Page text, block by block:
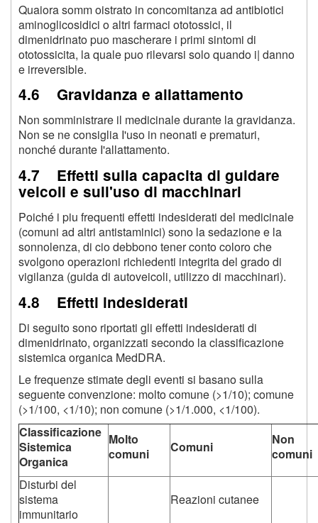
Quaiora somm oistrato in concomitanza ad antibiotici
aminoglicosidici o altri farmaci ototossici, il
dimenidrinato puo mascherare i primi sintomi di
ototossicita, la quale puo rilevarsi solo quando i| danno
e irreversible.
4.6 Gravidanza e allattamento
Non somministrare il medicinale durante la gravidanza.
Non se ne consiglia I'uso in neonati e prematuri,
nonché durante I'allattamento.
4.7 Effetti sulla capacita di guidare
veicoli e sull'uso di macchinari
Poiché i piu frequenti effetti indesiderati del medicinale
(comuni ad altri antistaminici) sono la sedazione e la
sonnolenza, di cio debbono tener conto coloro che
svolgono operazioni richiedenti integrita del grado di
vigilanza (guida di autoveicoli, utilizzo di macchinari).
4.8 Effetti indesiderati
Di seguito sono riportati gli effetti indesiderati di
dimenidrinato, organizzati secondo la classificazione
sistemica organica MedDRA.
Le frequenze stimate degli eventi si basano sulla
seguente convenzione: molto comune (>1/10); comune
(>1/100, <1/10); non comune (>1/1.000, <1/100).
Classificazione
Sistemica
Organica
Molto
comuni
Comuni
Non
comuni
Disturbi del
sistema
immunitario
Reazioni cutanee